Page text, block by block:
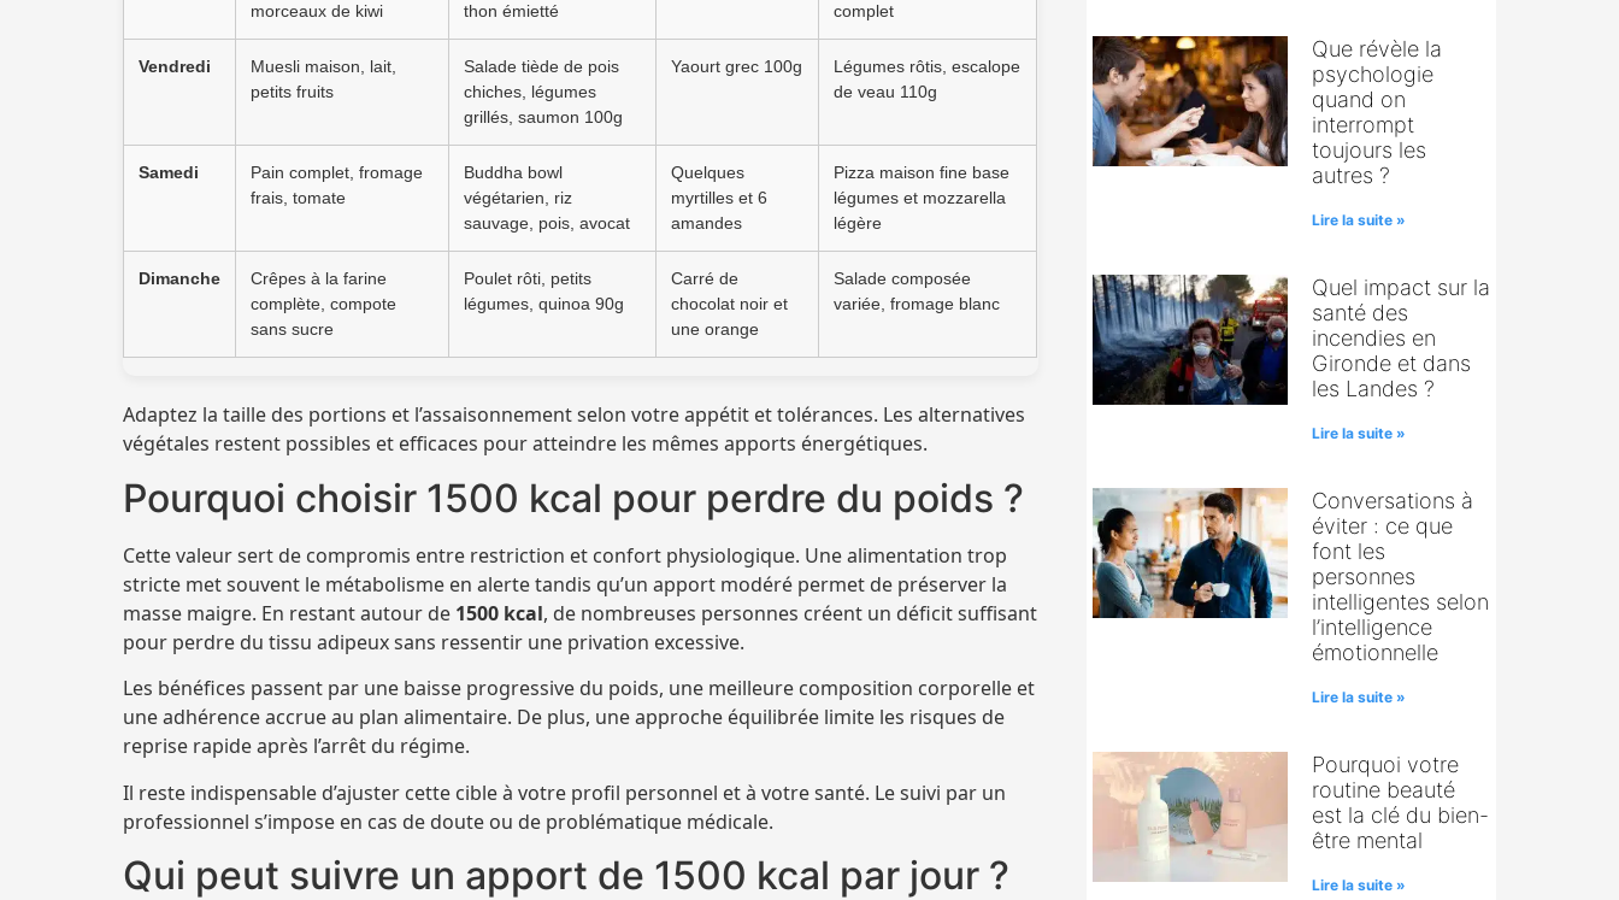
morceaux de kiwi
thon émietté
complet
Vendredi
Muesli maison, lait,
petits fruits
Salade tiède de pois
chiches, légumes
grillés, saumon 100g
Yaourt grec 100g
Légumes rôtis, escalope
de veau 110g
Samedi
Pain complet, fromage
frais, tomate
Buddha bowl
végétarien, riz
sauvage, pois, avocat
Quelques
myrtilles et 6
amandes
Pizza maison fine base
légumes et mozzarella
légère
Dimanche
Crêpes à la farine
complète, compote
sans sucre
Poulet rôti, petits
légumes, quinoa 90g
Carré de
chocolat noir et
une orange
Salade composée
variée, fromage blanc
Adaptez la taille des portions et l’assaisonnement selon votre appétit et tolérances. Les alternatives
végétales restent possibles et efficaces pour atteindre les mêmes apports énergétiques.
Pourquoi choisir 1500 kcal pour perdre du poids ?
Cette valeur sert de compromis entre restriction et confort physiologique. Une alimentation trop
stricte met souvent le métabolisme en alerte tandis qu’un apport modéré permet de préserver la
masse maigre. En restant autour de 1500 kcal, de nombreuses personnes créent un déficit suffisant
pour perdre du tissu adipeux sans ressentir une privation excessive.
Les bénéfices passent par une baisse progressive du poids, une meilleure composition corporelle et
une adhérence accrue au plan alimentaire. De plus, une approche équilibrée limite les risques de
reprise rapide après l’arrêt du régime.
Il reste indispensable d’ajuster cette cible à votre profil personnel et à votre santé. Le suivi par un
professionnel s’impose en cas de doute ou de problématique médicale.
Qui peut suivre un apport de 1500 kcal par jour ?
Que révèle la
psychologie
quand on
interrompt
toujours les
autres ?
Lire la suite »
Quel impact sur la
santé des
incendies en
Gironde et dans
les Landes ?
Lire la suite »
Conversations à
éviter : ce que
font les
personnes
intelligentes selon
l’intelligence
émotionnelle
Lire la suite »
Pourquoi votre
routine beauté
est la clé du bien-
être mental
Lire la suite »